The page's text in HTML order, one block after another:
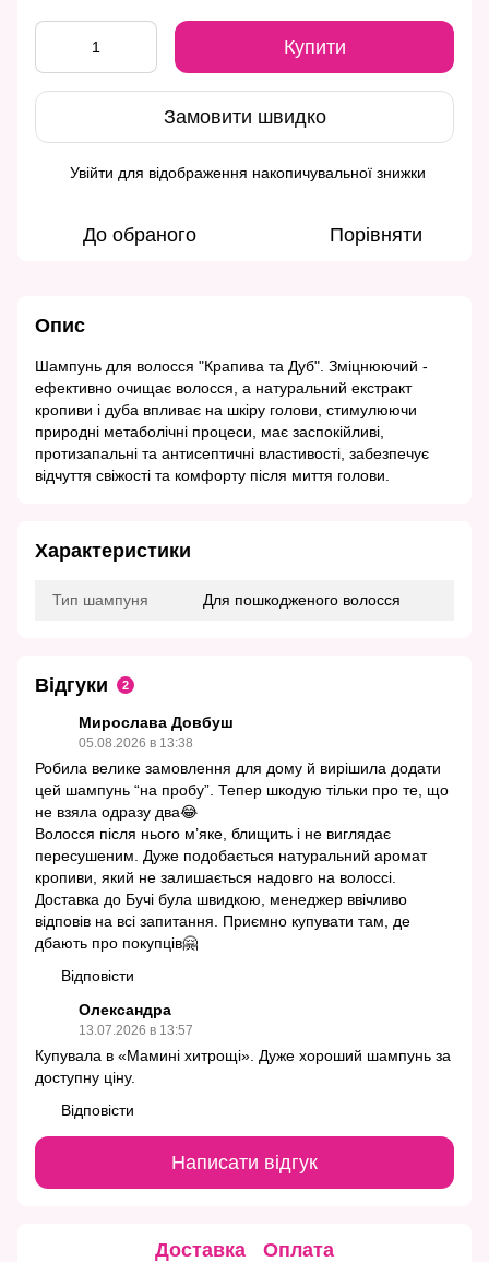
Купити
Замовити швидко
Увійти для відображення накопичувальної знижки
До обраного Порівняти
Опис
Шампунь для волосся "Крапива та Дуб". Зміцнюючий -
ефективно очищає волосся, а натуральний екстракт
кропиви і дуба впливає на шкіру голови, стимулюючи
природні метаболічні процеси, має заспокійливі,
протизапальні та антисептичні властивості, забезпечує
відчуття свіжості та комфорту після миття голови.
Характеристики
Тип шампуня Для пошкодженого волосся
Відгуки 2
Мирослава Довбуш
05.08.2026 в 13:38
Робила велике замовлення для дому й вирішила додати
цей шампунь “на пробу”. Тепер шкодую тільки про те, що
не взяла одразу два😂
Волосся після нього м’яке, блищить і не виглядає
пересушеним. Дуже подобається натуральний аромат
кропиви, який не залишається надовго на волоссі.
Доставка до Бучі була швидкою, менеджер ввічливо
відповів на всі запитання. Приємно купувати там, де
дбають про покупців🤗
Відповісти
Олександра
13.07.2026 в 13:57
Купувала в «Мамині хитрощі». Дуже хороший шампунь за
доступну ціну.
Відповісти
Написати відгук
Доставка Оплата